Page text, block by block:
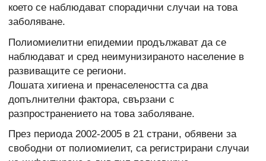
което се наблюдават спорадични случаи на това
заболяване.
Полиомиелитни епидемии продължават да се
наблюдават и сред неимунизираното население в
развиващите се региони.
Лошата хигиена и пренаселеността са два
допълнителни фактора, свързани с
разпространението на това заболяване.
През периода 2002-2005 в 21 страни, обявени за
свободни от полиомиелит, са регистрирани случаи